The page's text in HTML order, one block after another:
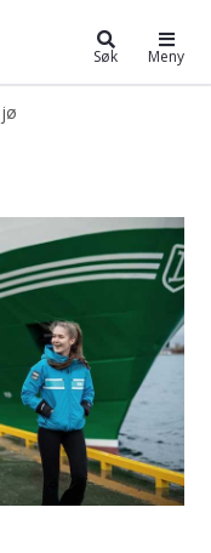
- bachelor
Søk Meny